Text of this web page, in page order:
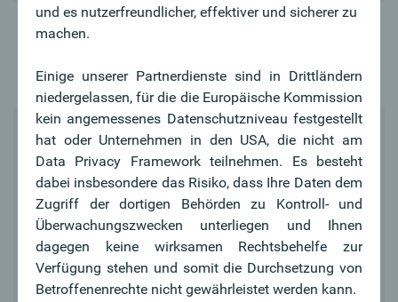
Glossar
Jetzt online
eröffnen
Anleitung für
Online-
Kontoeröffnungen
und es nutzerfreundlicher, effektiver und sicherer zu
machen.
Einige unserer Partnerdienste sind in Drittländern
niedergelassen, für die die Europäische Kommission
kein angemessenes Datenschutzniveau festgestellt
hat oder Unternehmen in den USA, die nicht am
Data Privacy Framework teilnehmen. Es besteht
dabei insbesondere das Risiko, dass Ihre Daten dem
Zugriff der dortigen Behörden zu Kontroll- und
Überwachungszwecken unterliegen und Ihnen
dagegen keine wirksamen Rechtsbehelfe zur
Verfügung stehen und somit die Durchsetzung von
Betroffenenrechte nicht gewährleistet werden kann.